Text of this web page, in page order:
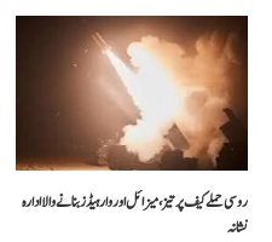
روسی حملے کیف پر تیز، میزائل اور وار ہیڈز بنانے والا ادارہ
نشانہ